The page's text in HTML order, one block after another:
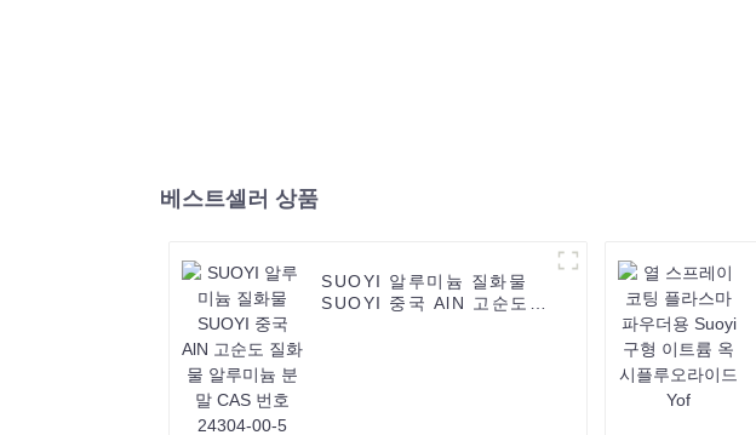
베스트셀러 상품
SUOYI 알루미늄 질화물
SUOYI 중국 AlN 고순도